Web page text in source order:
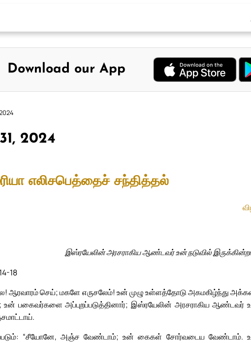
Download our App
2024
எலிசபெத்தைச் சந்தித்தல்
இஸ்ரயேலின் அரசராகிய ஆண்டவர் உன் நடுவில்
18
ஆரவாரம் செய்; மகளே எருசலேம்! உன் முழு உள்ளத்தோடு அகமகிழ்ந்து
பகைவர்களை அப்புறப்படுத்தினார்; இஸ்ரயேலின் அரசராகிய ஆண்டவர்
“சீயோனே, அஞ்ச வேண்டாம்; உன் கைகள் சோர்வடைய வேண்டாம்.